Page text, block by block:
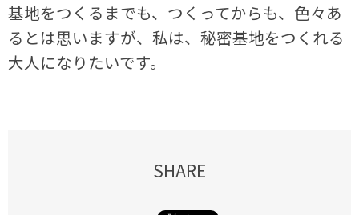
基地をつくるまでも、つくってからも、色々あ
るとは思いますが、私は、秘密基地をつくれる
大人になりたいです。
SHARE